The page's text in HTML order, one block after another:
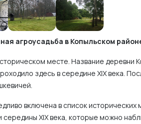
агроусадьба в Копыльском
месте. Название деревни
здесь в середине XIX века.
включена в список
середины XIX века, которые можно